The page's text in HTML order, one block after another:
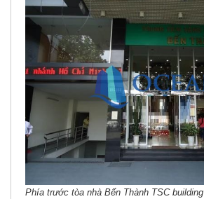
Phía trước tòa nhà Bến Thành TSC building